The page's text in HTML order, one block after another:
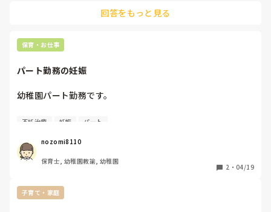
かなか色々簡単にはいかないことばかりで、難しいですよね…
(^-^;
回答をもっと見る
保育・お仕事
パート勤務の妊娠
幼稚園パート勤務です。
今年から不妊治療を始めました。
しかし、職場内では妊娠したらやめないといけないという雰
囲気になっているようです。
気にせずに働こうと思っていますが心が持つか。
不妊治療 妊娠 パート
nozomi8110
保育士, 幼稚園教諭, 幼稚園
2 ・ 04/19
子育て・家庭